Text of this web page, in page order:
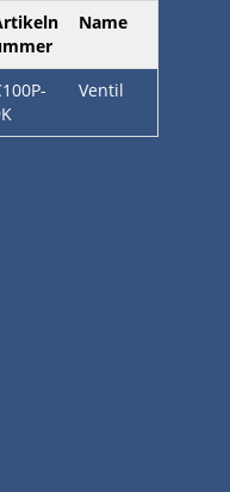
Name
Ventil